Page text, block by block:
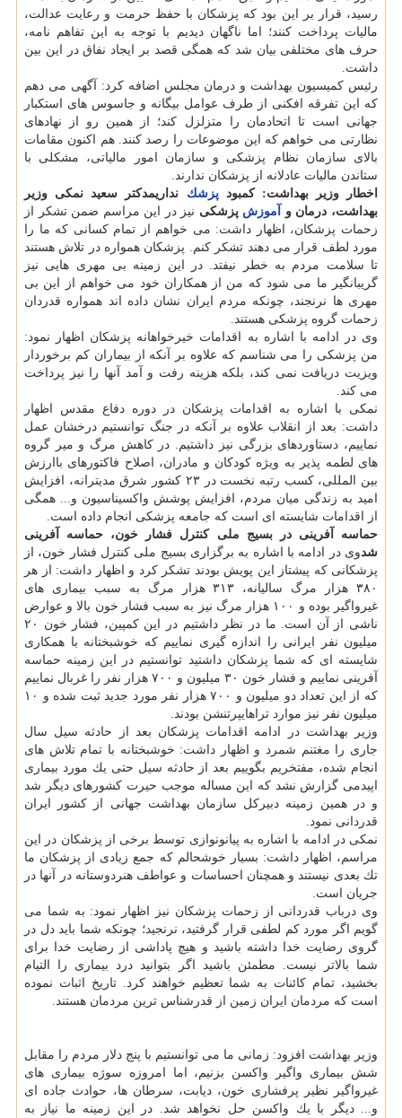
رسید، قرار بر این بود كه پزشكان با حفظ حرمت و رعایت عدالت،
مالیات پرداخت كنند؛ اما ناگهان دیدیم با توجه به این تفاهم نامه،
حرف های مختلفی بیان شد كه همگی قصد بر ایجاد نفاق در این بین
داشت.
رئیس كمیسیون بهداشت و درمان مجلس اضافه كرد: آگهی می دهم
كه این تفرقه افكنی از طرف عوامل بیگانه و جاسوس های استكبار
جهانی است تا اتحادمان را متزلزل كند؛ از همین رو از نهادهای
نظارتی می خواهم كه این موضوعات را رصد كنند. هم اكنون مقامات
بالای سازمان نظام پزشكی و سازمان امور مالیاتی، مشكلی با
ستاندن مالیات عادلانه از پزشكان ندارند.
اخطار وزیر بهداشت: كمبودپزشك نداریمدكتر سعید نمكی وزیر
بهداشت، درمان و
آموزش پزشكی نیز در این مراسم ضمن تشكر از
زحمات پزشكان، اظهار داشت: می خواهم از تمام كسانی كه ما را
مورد لطف قرار می دهند تشكر كنم. پزشكان همواره در تلاش هستند
تا سلامت مردم به خطر نیفتد. در این زمینه بی مهری هایی نیز
گریبانگیر ما می شود كه من از همكاران خود می خواهم از این بی
مهری ها نرنجند، چونكه مردم ایران نشان داده اند همواره قدردان
زحمات گروه پزشكی هستند.
وی در ادامه با اشاره به اقدامات خیرخواهانه پزشكان اظهار نمود:
من پزشكی را می شناسم كه علاوه بر آنكه از بیماران كم برخوردار
ویزیت دریافت نمی كند، بلكه هزینه رفت و آمد آنها را نیز پرداخت
می كند.
نمكی با اشاره به اقدامات پزشكان در دوره دفاع مقدس اظهار
داشت: بعد از انقلاب علاوه بر آنكه در جنگ توانستیم درخشان عمل
نماییم، دستاوردهای بزرگی نیز داشتیم. در كاهش مرگ و میر گروه
های لطمه پذیر به ویژه كودكان و مادران، اصلاح فاكتورهای باارزش
بین المللی، كسب رتبه نخست در ۲۳ كشور شرق مدیترانه، افزایش
امید به زندگی میان مردم، افزایش پوشش واكسیناسیون و... همگی
از اقدامات شایسته ای است كه جامعه پزشكی انجام داده است.
حماسه آفرینی در بسیج ملی كنترل فشار خون، حماسه آفرینی
شدوی در ادامه با اشاره به برگزاری بسیج ملی كنترل فشار خون، از
پزشكانی كه پیشتاز این پویش بودند تشكر كرد و اظهار داشت: از هر
۳۸۰ هزار مرگ سالیانه، ۳۱۳ هزار مرگ به سبب بیماری های
غیرواگیر بوده و ۱۰۰ هزار مرگ نیز به سبب فشار خون بالا و عوارض
ناشی از آن است. ما در نظر داشتیم در این كمپین، فشار خون ۲۰
میلیون نفر ایرانی را اندازه گیری نماییم كه خوشبختانه با همكاری
شایسته ای كه شما پزشكان داشتید توانستیم در این زمینه حماسه
آفرینی نماییم و فشار خون ۳۰ میلیون و ۷۰۰ هزار نفر را غربال نماییم
كه از این تعداد دو میلیون و ۷۰۰ هزار نفر مورد جدید ثبت شده و ۱۰
میلیون نفر نیز موارد تراهایپرتنشن بودند.
وزیر بهداشت در ادامه اقدامات پزشكان بعد از حادثه سیل سال
جاری را مغتنم شمرد و اظهار داشت: خوشبختانه با تمام تلاش های
انجام شده، مفتخریم بگوییم بعد از حادثه سیل حتی یك مورد بیماری
اپیدمی گزارش نشد كه این مساله موجب حیرت كشورهای دیگر شد
و در همین زمینه دبیركل سازمان بهداشت جهانی از كشور ایران
قدردانی نمود.
نمكی در ادامه با اشاره به پیانونوازی توسط برخی از پزشكان در این
مراسم، اظهار داشت: بسیار خوشحالم كه جمع زیادی از پزشكان ما
تك بعدی نیستند و همچنان احساسات و عواطف هنردوستانه در آنها در
جریان است.
وی درباب قدردانی از زحمات پزشكان نیز اظهار نمود: به شما می
گویم اگر مورد كم لطفی قرار گرفتید، نرنجید؛ چونكه شما باید دل در
گروی رضایت خدا داشته باشید و هیچ پاداشی از رضایت خدا برای
شما بالاتر نیست. مطمئن باشید اگر بتوانید درد بیماری را التیام
بخشید، تمام كائنات به شما تعظیم خواهند كرد. تاریخ اثبات نموده
است كه مردمان ایران زمین از قدرشناس ترین مردمان هستند.
وزیر بهداشت افزود: زمانی ما می توانستیم با پنج دلار مردم را مقابل
شش بیماری واگیر واكسن بزنیم، اما امروزه سوژه بیماری های
غیرواگیر نظیر پرفشاری خون، دیابت، سرطان ها، حوادث جاده ای
و... دیگر با یك واكسن حل نخواهد شد. در این زمینه ما نیاز به